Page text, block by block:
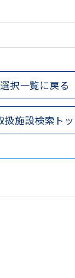
択一覧に戻る
扱施設検索ト